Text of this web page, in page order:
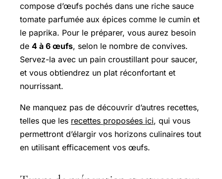
compose d’œufs pochés dans une riche sauce
tomate parfumée aux épices comme le cumin et
le paprika. Pour le préparer, vous aurez besoin
de 4 à 6 œufs, selon le nombre de convives.
Servez-la avec un pain croustillant pour saucer,
et vous obtiendrez un plat réconfortant et
nourrissant.
Ne manquez pas de découvrir d’autres recettes,
telles que les recettes proposées ici, qui vous
permettront d’élargir vos horizons culinaires tout
en utilisant efficacement vos œufs.